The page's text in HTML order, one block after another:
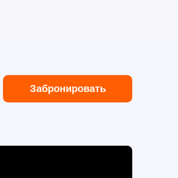
Забронировать